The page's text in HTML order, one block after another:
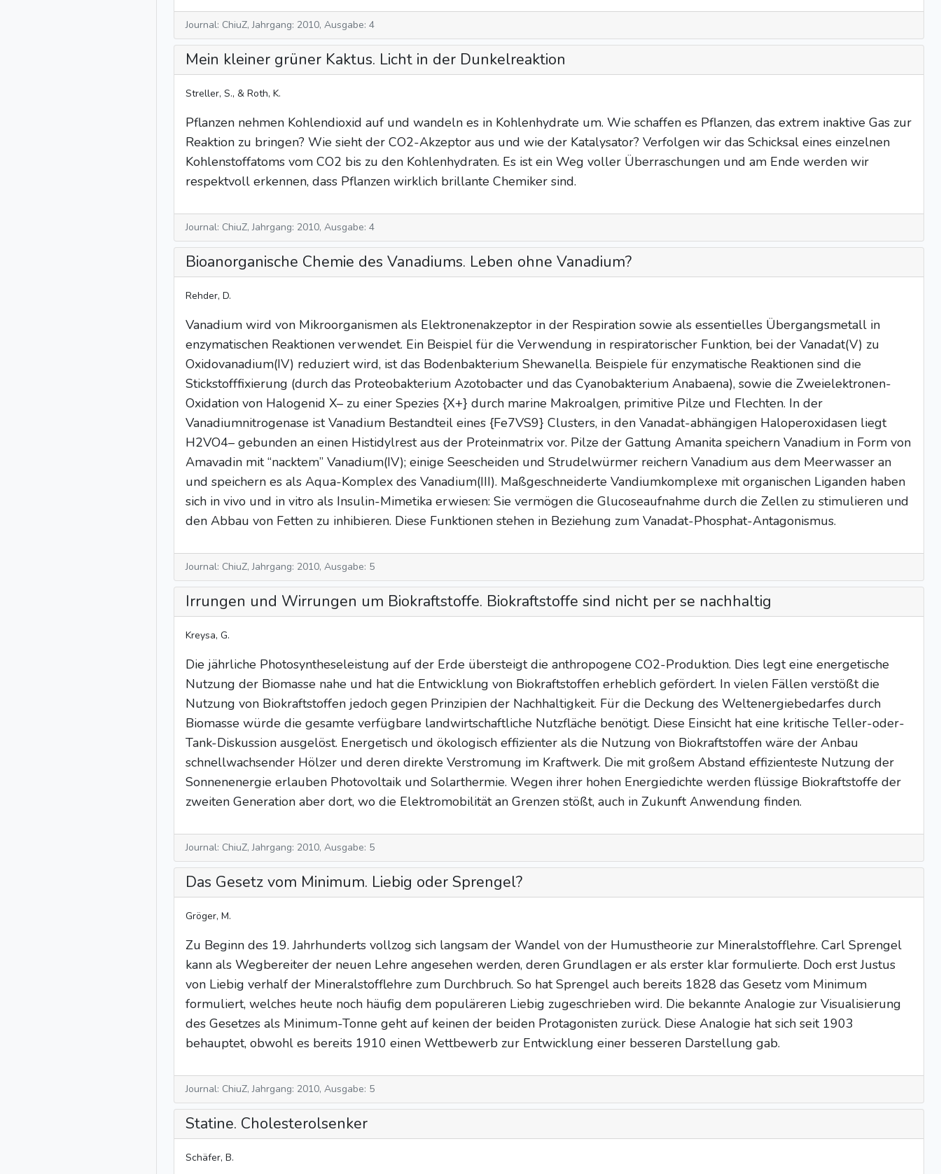
Journal: ChiuZ, Jahrgang: 2010, Ausgabe: 4
Mein kleiner grüner Kaktus. Licht in der Dunkelreaktion
Streller, S., & Roth, K.
Pflanzen nehmen Kohlendioxid auf und wandeln es in Kohlenhydrate um. Wie schaffen es Pflanzen, das extrem inaktive Gas zur
Reaktion zu bringen? Wie sieht der CO2-Akzeptor aus und wie der Katalysator? Verfolgen wir das Schicksal eines einzelnen
Kohlenstoffatoms vom CO2 bis zu den Kohlenhydraten. Es ist ein Weg voller Überraschungen und am Ende werden wir
respektvoll erkennen, dass Pflanzen wirklich brillante Chemiker sind.
Journal: ChiuZ, Jahrgang: 2010, Ausgabe: 4
Bioanorganische Chemie des Vanadiums. Leben ohne Vanadium?
Rehder, D.
Vanadium wird von Mikroorganismen als Elektronenakzeptor in der Respiration sowie als essentielles Übergangsmetall in
enzymatischen Reaktionen verwendet. Ein Beispiel für die Verwendung in respiratorischer Funktion, bei der Vanadat(V) zu
Oxidovanadium(IV) reduziert wird, ist das Bodenbakterium Shewanella. Beispiele für enzymatische Reaktionen sind die
Stickstofffixierung (durch das Proteobakterium Azotobacter und das Cyanobakterium Anabaena), sowie die Zweielektronen-
Oxidation von Halogenid X– zu einer Spezies {X+} durch marine Makroalgen, primitive Pilze und Flechten. In der
Vanadiumnitrogenase ist Vanadium Bestandteil eines {Fe7VS9} Clusters, in den Vanadat-abhängigen Haloperoxidasen liegt
H2VO4– gebunden an einen Histidylrest aus der Proteinmatrix vor. Pilze der Gattung Amanita speichern Vanadium in Form von
Amavadin mit “nacktem” Vanadium(IV); einige Seescheiden und Strudelwürmer reichern Vanadium aus dem Meerwasser an
und speichern es als Aqua-Komplex des Vanadium(III). Maßgeschneiderte Vandiumkomplexe mit organischen Liganden haben
sich in vivo und in vitro als Insulin-Mimetika erwiesen: Sie vermögen die Glucoseaufnahme durch die Zellen zu stimulieren und
den Abbau von Fetten zu inhibieren. Diese Funktionen stehen in Beziehung zum Vanadat-Phosphat-Antagonismus.
Journal: ChiuZ, Jahrgang: 2010, Ausgabe: 5
Irrungen und Wirrungen um Biokraftstoffe. Biokraftstoffe sind nicht per se nachhaltig
Kreysa, G.
Die jährliche Photosyntheseleistung auf der Erde übersteigt die anthropogene CO2-Produktion. Dies legt eine energetische
Nutzung der Biomasse nahe und hat die Entwicklung von Biokraftstoffen erheblich gefördert. In vielen Fällen verstößt die
Nutzung von Biokraftstoffen jedoch gegen Prinzipien der Nachhaltigkeit. Für die Deckung des Weltenergiebedarfes durch
Biomasse würde die gesamte verfügbare landwirtschaftliche Nutzfläche benötigt. Diese Einsicht hat eine kritische Teller-oder-
Tank-Diskussion ausgelöst. Energetisch und ökologisch effizienter als die Nutzung von Biokraftstoffen wäre der Anbau
schnellwachsender Hölzer und deren direkte Verstromung im Kraftwerk. Die mit großem Abstand effizienteste Nutzung der
Sonnenenergie erlauben Photovoltaik und Solarthermie. Wegen ihrer hohen Energiedichte werden flüssige Biokraftstoffe der
zweiten Generation aber dort, wo die Elektromobilität an Grenzen stößt, auch in Zukunft Anwendung finden.
Journal: ChiuZ, Jahrgang: 2010, Ausgabe: 5
Das Gesetz vom Minimum. Liebig oder Sprengel?
Gröger, M.
Zu Beginn des 19. Jahrhunderts vollzog sich langsam der Wandel von der Humustheorie zur Mineralstofflehre. Carl Sprengel
kann als Wegbereiter der neuen Lehre angesehen werden, deren Grundlagen er als erster klar formulierte. Doch erst Justus
von Liebig verhalf der Mineralstofflehre zum Durchbruch. So hat Sprengel auch bereits 1828 das Gesetz vom Minimum
formuliert, welches heute noch häufig dem populäreren Liebig zugeschrieben wird. Die bekannte Analogie zur Visualisierung
des Gesetzes als Minimum-Tonne geht auf keinen der beiden Protagonisten zurück. Diese Analogie hat sich seit 1903
behauptet, obwohl es bereits 1910 einen Wettbewerb zur Entwicklung einer besseren Darstellung gab.
Journal: ChiuZ, Jahrgang: 2010, Ausgabe: 5
Statine. Cholesterolsenker
Schäfer, B.